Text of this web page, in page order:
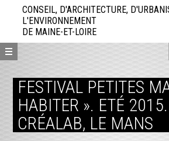
directement
contenu
CONSEIL, D'ARCHITECTURE,
L'ENVIRONNEMENT
DE MAINE-ET-LOIRE
FESTIVAL PETITES
HABITER ». ETÉ
CRÉALAB, LE MANS